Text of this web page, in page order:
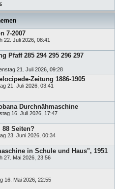
6
7-2007
22. Juli 2026, 08:41
Pfaff 285 294 295 296 297
21. Juli 2026, 09:28
Zeitung 1886-1905
21. Juli 2026, 03:41
Durchnähmaschine
16. Juli 2026, 17:47
88 Seiten?
23. Juni 2026, 00:34
in Schule und Haus", 1951
27. Mai 2026, 23:56
16. Mai 2026, 22:55